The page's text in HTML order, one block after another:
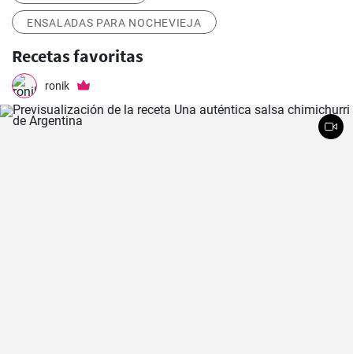
ENSALADAS PARA NOCHEVIEJA
Recetas favoritas
ronik